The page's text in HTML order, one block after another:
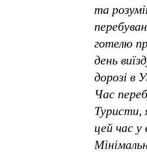
та
готелю
день
дорозі в
Час
Туристи,
цей час у